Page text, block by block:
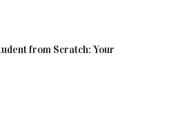
from Scratch: Your